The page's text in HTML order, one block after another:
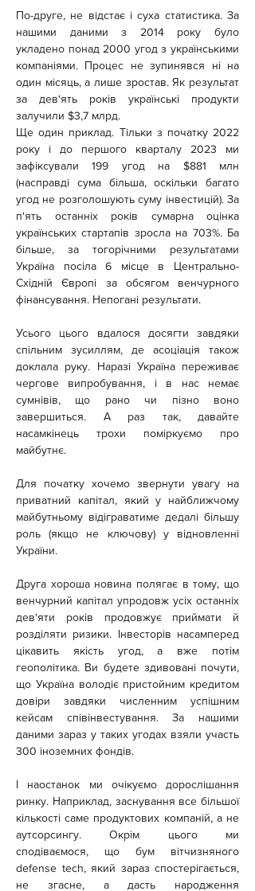
По-друге, не відстає і суха статистика. За
нашими даними з 2014 року було
укладено понад 2000 угод з українськими
компаніями. Процес не зупинявся ні на
один місяць, а лише зростав. Як результат
за дев'ять років українські продукти
залучили $3,7 млрд.
Ще один приклад. Тільки з початку 2022
року і до першого кварталу 2023 ми
зафіксували 199 угод на $881 млн
(насправді сума більша, оскільки багато
угод не розголошують суму інвестицій). За
п'ять останніх років сумарна оцінка
українських стартапів зросла на 703%. Ба
більше, за тогорічними результатами
Україна посіла 6 місце в Центрально-
Східній Європі за обсягом венчурного
фінансування. Непогані результати.
Усього цього вдалося досягти завдяки
спільним зусиллям, де асоціація також
доклала руку. Наразі Україна переживає
чергове випробування, і в нас немає
сумнівів, що рано чи пізно воно
завершиться. А раз так, давайте
насамкінець трохи поміркуємо про
майбутнє.
Для початку хочемо звернути увагу на
приватний капітал, який у найближчому
майбутньому відіграватиме дедалі більшу
роль (якщо не ключову) у відновленні
України.
Друга хороша новина полягає в тому, що
венчурний капітал упродовж усіх останніх
дев'яти років продовжує приймати й
розділяти ризики. Інвесторів насамперед
цікавить якість угод, а вже потім
геополітика. Ви будете здивовані почути,
що Україна володіє пристойним кредитом
довіри завдяки численним успішним
кейсам співінвестування. За нашими
даними зараз у таких угодах взяли участь
300 іноземних фондів.
І наостанок ми очікуємо дорослішання
ринку. Наприклад, заснування все більшої
кількості саме продуктових компаній, а не
аутсорсингу. Окрім цього ми
сподіваємося, що бум вітчизняного
defense tech, який зараз спостерігається,
не згасне, а дасть народження